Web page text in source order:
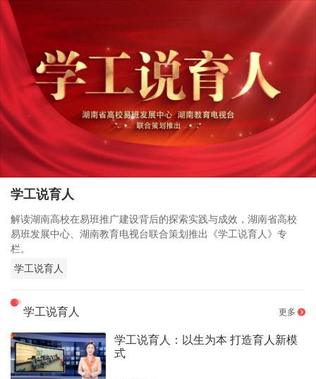
学工说育人
解读湖南高校在易班推广建设背后的探索实践与成效，湖南省高校
易班发展中心、湖南教育电视台联合策划推出《学工说育人》专
栏。
学工说育人
学工说育人 更多
学工说育人：以生为本 打造育人新模
式